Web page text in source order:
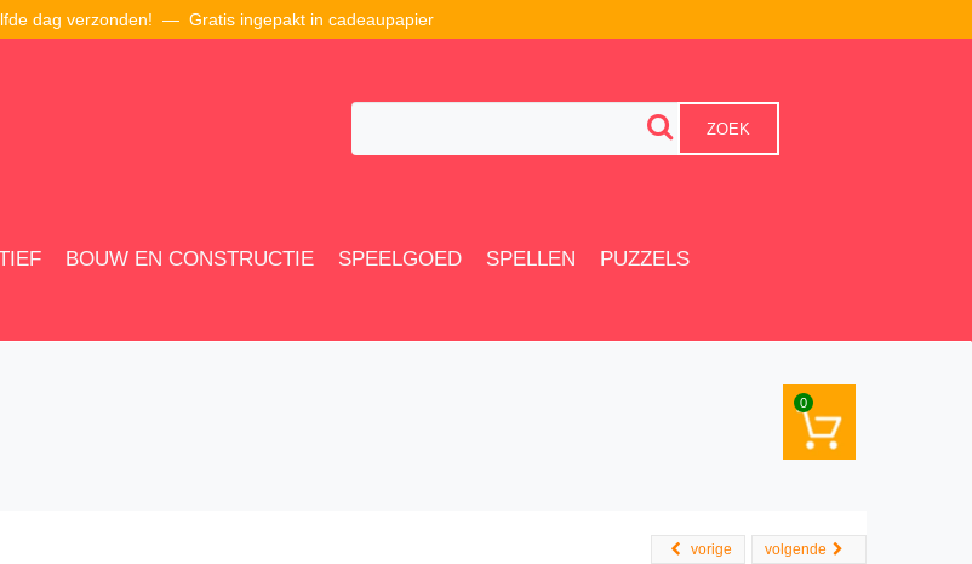
dag verzonden! — Gratis ingepakt in cadeaupapier
ZOEK
BOUW EN CONSTRUCTIE SPEELGOED SPELLEN PUZZELS
0
volgende
vorige